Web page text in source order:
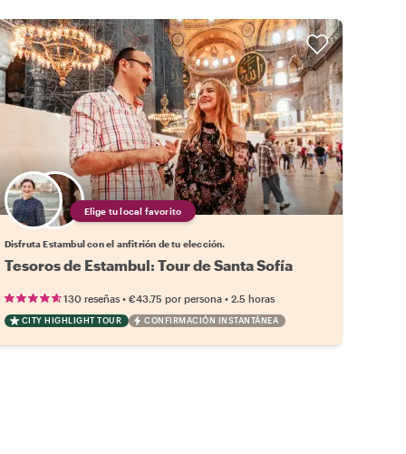
Elige tu local favorito
Disfruta Estambul con el anfitrión de tu elección.
Tesoros de Estambul: Tour de Santa Sofía
130 reseñas• €43.75 por persona• 2.5 horas
CITY HIGHLIGHT TOUR CONFIRMACIÓN INSTANTÁNEA